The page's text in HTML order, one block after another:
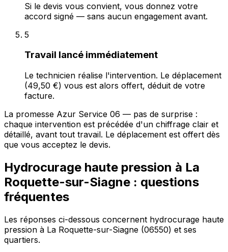
Si le devis vous convient, vous donnez votre
accord signé — sans aucun engagement avant.
5
Travail lancé immédiatement
Le technicien réalise l'intervention. Le déplacement
(49,50 €) vous est alors offert, déduit de votre
facture.
La promesse Azur Service 06 — pas de surprise :
chaque intervention est précédée d'un chiffrage clair et
détaillé, avant tout travail. Le déplacement est offert dès
que vous acceptez le devis.
Hydrocurage haute pression à La
Roquette-sur-Siagne : questions
fréquentes
Les réponses ci-dessous concernent hydrocurage haute
pression à La Roquette-sur-Siagne (06550) et ses
quartiers.